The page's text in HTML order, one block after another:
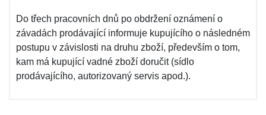
Do třech pracovních dnů po obdržení oznámení o
závadách prodávající informuje kupujícího o následném
postupu v závislosti na druhu zboží, především o tom,
kam má kupující vadné zboží doručit (sídlo
prodávajícího, autorizovaný servis apod.).